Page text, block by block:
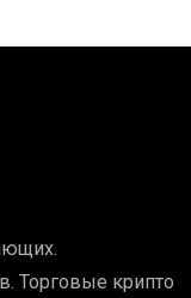
Торговые крипто